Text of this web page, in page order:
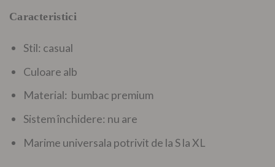
Caracteristici
Stil: casual
Culoare alb
Material: bumbac premium
Sistem închidere: nu are
Marime universala potrivit de la S la XL